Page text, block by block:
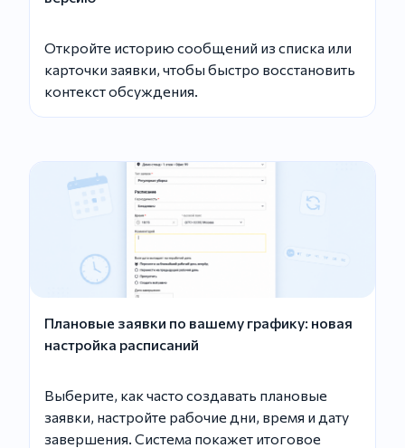
Откройте историю сообщений из списка или
карточки заявки, чтобы быстро восстановить
контекст обсуждения.
Плановые заявки по вашему графику: новая
настройка расписаний
Выберите, как часто создавать плановые
заявки, настройте рабочие дни, время и дату
завершения. Система покажет итоговое